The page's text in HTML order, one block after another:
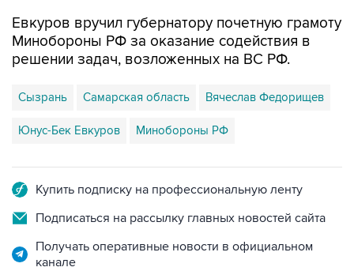
Евкуров вручил губернатору почетную грамоту
Минобороны РФ за оказание содействия в
решении задач, возложенных на ВС РФ.
Сызрань Самарская область Вячеслав Федорищев
Юнус-Бек Евкуров Минобороны РФ
Купить подписку на профессиональную ленту
Подписаться на рассылку главных новостей сайта
Получать оперативные новости в официальном
канале